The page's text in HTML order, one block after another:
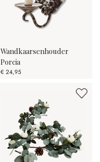
Wandkaarsenhouder
Porcia
€ 24,95